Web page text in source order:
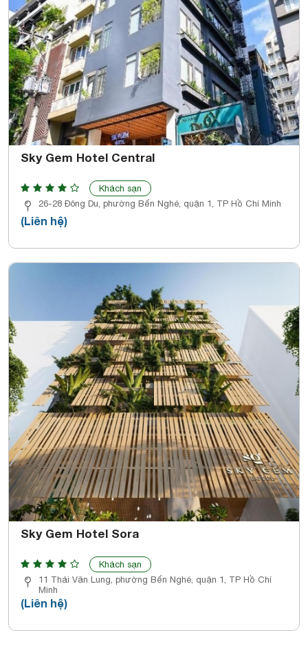
Sky Gem Hotel Central
Khách sạn
26-28 Đông Du, phường Bến Nghé, quận 1, TP Hồ Chí Minh
(Liên hệ)
Sky Gem Hotel Sora
Khách sạn
11 Thái Văn Lung, phường Bến Nghé, quận 1, TP Hồ Chí
Minh
(Liên hệ)